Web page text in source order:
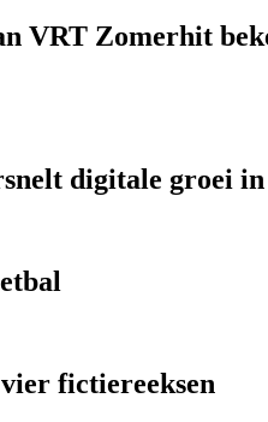
VRT Zomerhit
digitale groei in
fictiereeksen